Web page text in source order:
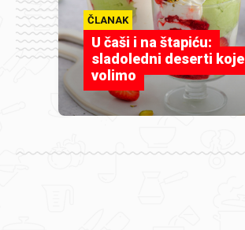
ČLANAK
U čaši i na štapiću:
sladoledni deserti koje
volimo